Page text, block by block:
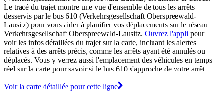
Le tracé du trajet montre une vue d'ensemble de tous les arrêts
desservis par le bus 610 (Verkehrsgesellschaft Oberspreewald-
Lausitz) pour vous aider à planifier vos déplacements sur le réseau
Verkehrsgesellschaft Oberspreewald-Lausitz. Ouvrez l'appli pour
voir les infos détaillées du trajet sur la carte, incluant les alertes
relatives à des arrêts précis, comme les arrêts ayant été annulés ou
déplacés. Vous y verrez aussi l'emplacement des véhicules en temps
réel sur la carte pour savoir si le bus 610 s'approche de votre arrêt.
Voir la carte détaillée pour cette ligne